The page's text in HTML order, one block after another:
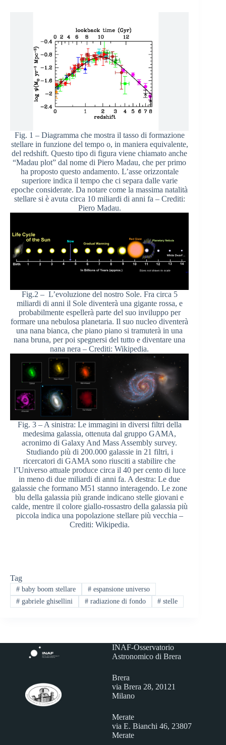
Fig. 1 – Diagramma che mostra il tasso di formazione
stellare in funzione del tempo o, in maniera equivalente,
del redshift. Questo tipo di figura viene chiamato anche
“Madau plot” dal nome di Piero Madau, che per primo
ha proposto questo andamento. L’asse orizzontale
superiore indica il tempo che ci separa dalle varie
epoche considerate. Da notare come la massima natalità
stellare si è avuta circa 10 miliardi di anni fa – Crediti:
Piero Madau.
Fig.2 – L’evoluzione del nostro Sole. Fra circa 5
miliardi di anni il Sole diventerà una gigante rossa, e
probabilmente espellerà parte del suo inviluppo per
formare una nebulosa planetaria. Il suo nucleo diventerà
una nana bianca, che piano piano si tramuterà in una
nana bruna, per poi spegnersi del tutto e diventare una
nana nera – Crediti: Wikipedia.
Fig. 3 – A sinistra: Le immagini in diversi filtri della
medesima galassia, ottenuta dal gruppo GAMA,
acronimo di Galaxy And Mass Assembly survey.
Studiando più di 200.000 galassie in 21 filtri, i
ricercatori di GAMA sono riusciti a stabilire che
l’Universo attuale produce circa il 40 per cento di luce
in meno di due miliardi di anni fa. A destra: Le due
galassie che formano M51 stanno interagendo. Le zone
blu della galassia più grande indicano stelle giovani e
calde, mentre il colore giallo-rossastro della galassia più
piccola indica una popolazione stellare più vecchia –
Crediti: Wikipedia.
Tag
#baby boom stellare #espansione universo
#gabriele ghisellini #radiazione di fondo # stelle
INAF-Osservatorio
Astronomico di Brera
Brera
via Brera 28, 20121
Milano
Merate
via E. Bianchi 46, 23807
Merate